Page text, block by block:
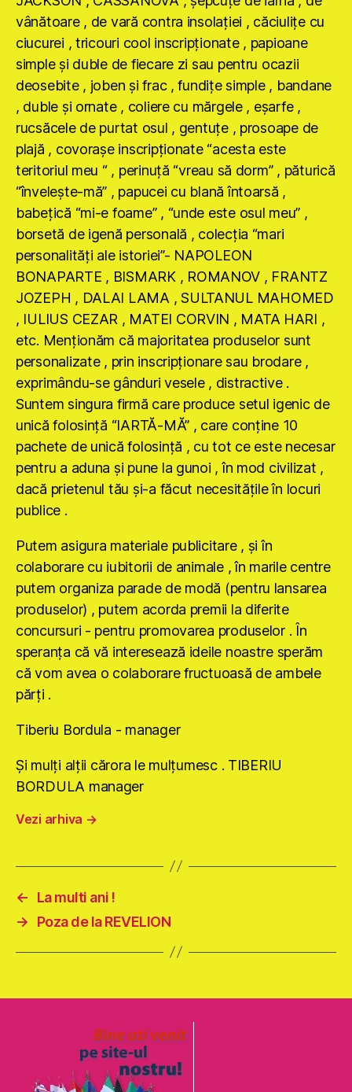
vânătoare , de vară contra insolaţiei , căciuliţe cu
ciucurei , tricouri cool inscripţionate , papioane
simple şi duble de fiecare zi sau pentru ocazii
deosebite , joben şi frac , fundiţe simple , bandane
, duble şi ornate , coliere cu mărgele , eşarfe ,
rucsăcele de purtat osul , gentuţe , prosoape de
plajă , covoraşe inscripţionate “acesta este
teritoriul meu “ , perinuţă “vreau să dorm” , păturică
“înveleşte-mă” , papucei cu blană întoarsă ,
babeţică “mi-e foame” , “unde este osul meu” ,
borsetă de igenă personală , colecţia “mari
personalităţi ale istoriei”- NAPOLEON
BONAPARTE , BISMARK , ROMANOV , FRANTZ
JOZEPH , DALAI LAMA , SULTANUL MAHOMED
, IULIUS CEZAR , MATEI CORVIN , MATA HARI ,
etc. Menţionăm că majoritatea produselor sunt
personalizate , prin inscripţionare sau brodare ,
exprimându-se gânduri vesele , distractive .
Suntem singura firmă care produce setul igenic de
unică folosinţă “IARTĂ-MĂ” , care conţine 10
pachete de unică folosinţă , cu tot ce este necesar
pentru a aduna şi pune la gunoi , în mod civilizat ,
dacă prietenul tău şi-a făcut necesităţile în locuri
publice .
Putem asigura materiale publicitare , şi în
colaborare cu iubitorii de animale , în marile centre
putem organiza parade de modă (pentru lansarea
produselor) , putem acorda premii la diferite
concursuri - pentru promovarea produselor . În
speranţa că vă interesează ideile noastre sperăm
că vom avea o colaborare fructuoasă de ambele
părţi .
Tiberiu Bordula - manager
Şi mulţi alţii cărora le mulţumesc . TIBERIU
BORDULA manager
Vezi arhiva →
←
La multi ani !
→
Poza de la REVELION